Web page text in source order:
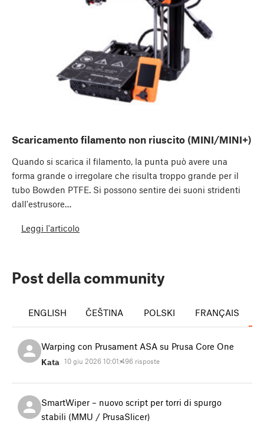
Scaricamento filamento non riuscito (MINI/MINI+)
Quando si scarica il filamento, la punta può avere una
forma grande o irregolare che risulta troppo grande per il
tubo Bowden PTFE. Si possono sentire dei suoni stridenti
dall'estrusore…
Leggi l'articolo
Post della community
ENGLISH ČEŠTINA POLSKI FRANÇAIS
Warping con Prusament ASA su Prusa Core One
Kata 10 giu 2026 10:01:496 risposte
SmartWiper – nuovo script per torri di spurgo
stabili (MMU / PrusaSlicer)